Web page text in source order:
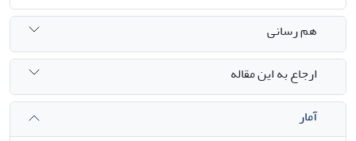
هم رسانی
ارجاع به این مقاله
آمار